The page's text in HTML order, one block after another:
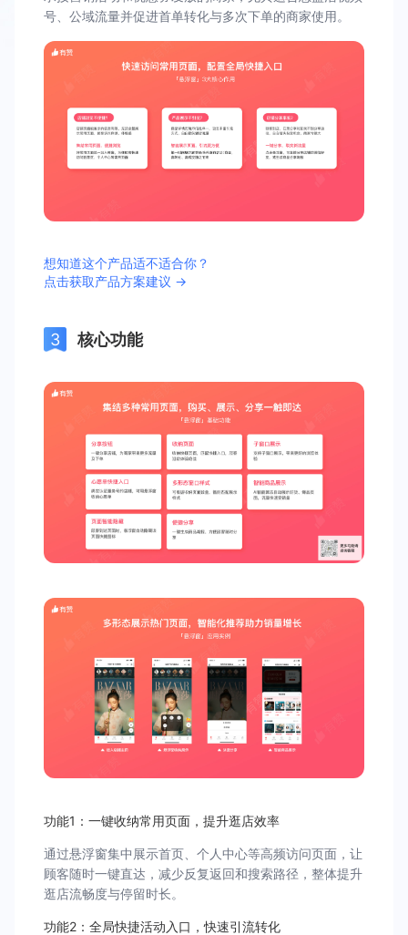
号、公域流量并促进首单转化与多次下单的商家使用。
想知道这个产品适不适合你？
点击获取产品方案建议 →
核心功能
功能1：一键收纳常用页面，提升逛店效率
通过悬浮窗集中展示首页、个人中心等高频访问页面，让
顾客随时一键直达，减少反复返回和搜索路径，整体提升
逛店流畅度与停留时长。
功能2：全局快捷活动入口，快速引流转化